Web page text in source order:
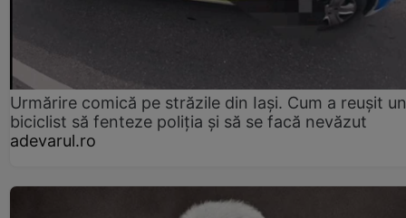
Urmărire comică pe străzile din Iași. Cum a reușit un
biciclist să fenteze poliția și să se facă nevăzut
adevarul.ro